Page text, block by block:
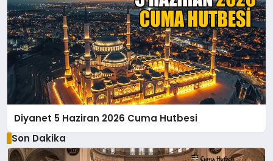
Diyanet 5 Haziran 2026 Cuma Hutbesi
Son Dakika